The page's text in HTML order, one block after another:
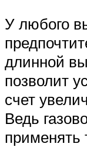
У любого
длинной
позволит
счет
Ведь
применять